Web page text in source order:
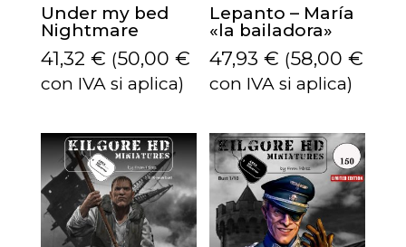
Under my bed
Nightmare
41,32 € (50,00 €
con IVA si aplica)
Lepanto – María
«la bailadora»
47,93€ (58,00€
con IVA si aplica)